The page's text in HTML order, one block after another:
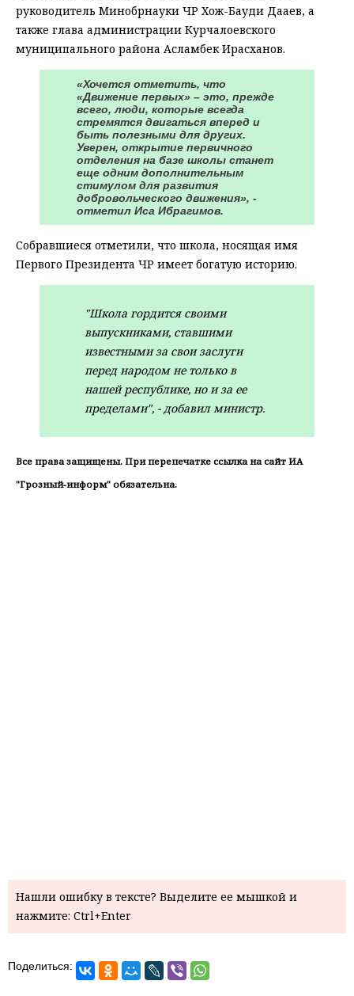
руководитель Минобрнауки ЧР Хож-Бауди Дааев, а
также глава администрации Курчалоевского
муниципального района Асламбек Ирасханов.
«Хочется отметить, что
«Движение первых» – это, прежде
всего, люди, которые всегда
стремятся двигаться вперед и
быть полезными для других.
Уверен, открытие первичного
отделения на базе школы станет
еще одним дополнительным
стимулом для развития
добровольческого движения», -
отметил Иса Ибрагимов.
Собравшиеся отметили, что школа, носящая имя
Первого Президента ЧР имеет богатую историю.
"Школа гордится своими
выпускниками, ставшими
известными за свои заслуги
перед народом не только в
нашей республике, но и за ее
пределами", - добавил министр.
Все права защищены. При перепечатке ссылка на сайт ИА
"Грозный-информ" обязательна.
Нашли ошибку в тексте? Выделите ее мышкой и
нажмите: Ctrl+Enter
Поделиться: